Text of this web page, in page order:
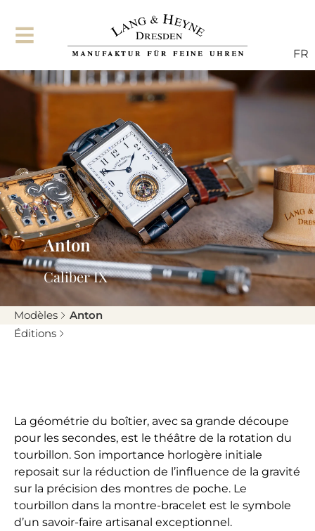
FR
Anton
Caliber IX
Modèles
Anton
Éditions
La géométrie du boîtier, avec sa grande découpe
pour les secondes, est le théâtre de la rotation du
tourbillon. Son importance horlogère initiale
reposait sur la réduction de l’influence de la gravité
sur la précision des montres de poche. Le
tourbillon dans la montre-bracelet est le symbole
d’un savoir-faire artisanal exceptionnel.